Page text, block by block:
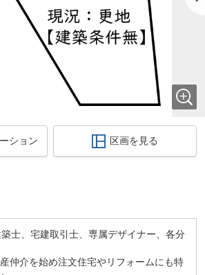
ション 区画を見る
士、宅建取引士、専属デザイナー、各分
仲介を始め注文住宅やリフォームにも特